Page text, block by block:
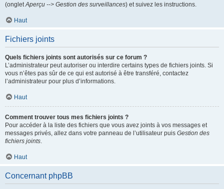
(ongletAperçu --> Gestion des surveillances) et suivez les instructions.
Haut
Fichiers joints
Quels fichiers joints sont autorisés sur ce forum ?
L’administrateur peut autoriser ou interdire certains types de fichiers joints. Si
vous n’êtes pas sûr de ce qui est autorisé à être transféré, contactez
l’administrateur pour plus d’informations.
Haut
Comment trouver tous mes fichiers joints ?
Pour accéder à la liste des fichiers que vous avez joints à vos messages et
messages privés, allez dans votre panneau de l’utilisateur puis Gestion des
fichiers joints.
Haut
Concernant phpBB